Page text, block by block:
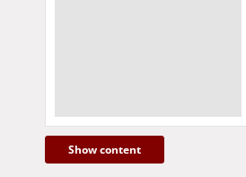
Show content